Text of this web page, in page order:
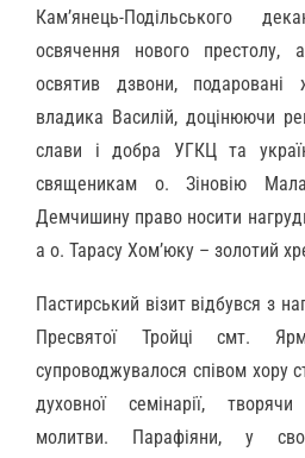
Кам’янець-Подільського
освячення нового престолу,
освятив дзвони, подаровані
владика Василій, доцінюючи
слави і добра УГКЦ та
священикам о. Зіновію
Демчишину право носити
а о. Тарасу Хом’юку – золотий
Пастирський візит відбувся з
Пресвятої Тройці смт.
супроводжувалося співом хору
духовної семінарії,
молитви. Парафіяни, у